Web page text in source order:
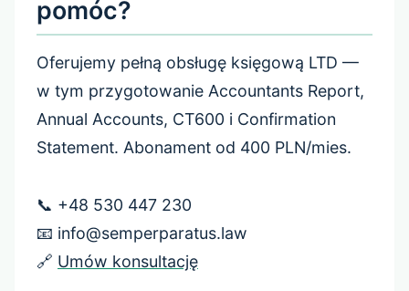
pomóc?
Oferujemy pełną obsługę księgową LTD —
w tym przygotowanie Accountants Report,
Annual Accounts, CT600 i Confirmation
Statement. Abonament od 400 PLN/mies.
📞 +48 530 447 230
📧 info@semperparatus.law
🔗 Umów konsultację